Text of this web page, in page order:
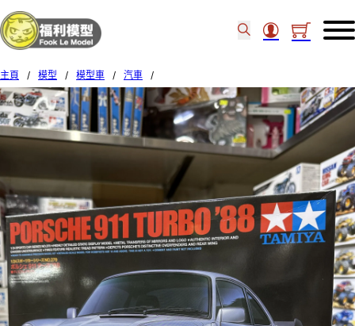
主頁 / 模型 / 模型車 / 汽車
/
Tamiya 1/24 PORSCHE 911 TURBO ‘88 24279